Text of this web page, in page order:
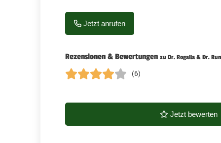
Jetzt anrufen
Rezensionen & Bewertungen zu Dr. Rogalla & Dr.
(6)
Jetzt bewerten